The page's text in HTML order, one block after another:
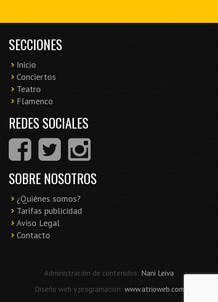
SECCIONES
Inicio
Conciertos
Teatro
Flamenco
REDES SOCIALES
SOBRE NOSOTROS
¿Quiénes somos?
Tarifas publicidad
Aviso Legal
Contacto
Administración de contenidos: Nani Leiva
Diseño web y programación: www.atrioweb.com